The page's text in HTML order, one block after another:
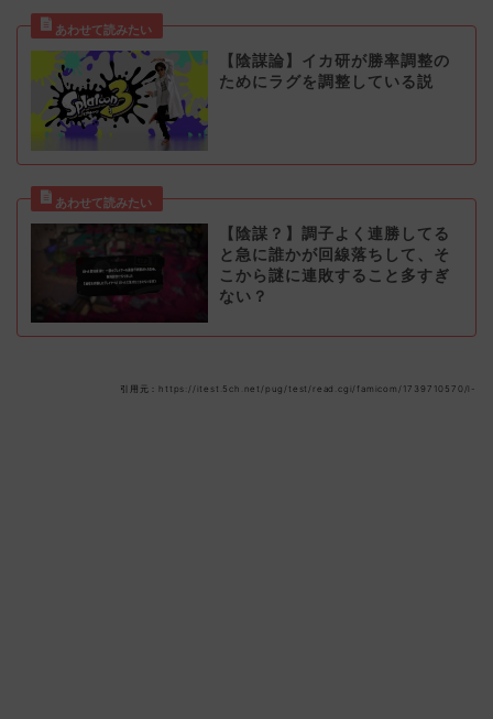
【陰謀論】イカ研が勝率調整の
ためにラグを調整している説
【陰謀？】調子よく連勝してる
と急に誰かが回線落ちして、そ
こから謎に連敗すること多すぎ
ない？
引用元：https://itest.5ch.net/pug/test/read.cgi/famicom/1739710570/l-